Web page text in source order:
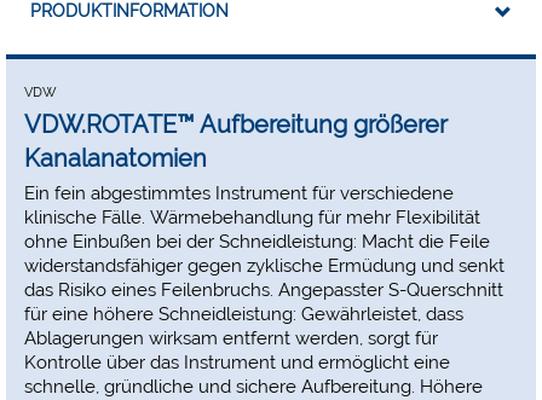
PRODUKTINFORMATION
VDW
VDW.ROTATE™ Aufbereitung größerer
Kanalanatomien
Ein fein abgestimmtes Instrument für verschiedene
klinische Fälle. Wärmebehandlung für mehr Flexibilität
ohne Einbußen bei der Schneidleistung: Macht die Feile
widerstandsfähiger gegen zyklische Ermüdung und senkt
das Risiko eines Feilenbruchs. Angepasster S-Querschnitt
für eine höhere Schneidleistung: Gewährleistet, dass
Ablagerungen wirksam entfernt werden, sorgt für
Kontrolle über das Instrument und ermöglicht eine
schnelle, gründliche und sichere Aufbereitung. Höhere